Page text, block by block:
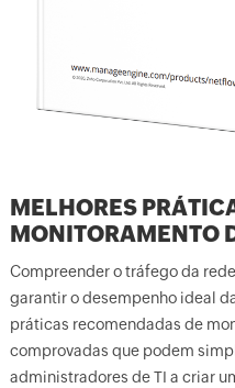
MELHORES
MONITORAMENTO
Compreender o tráfego da
garantir o desempenho ideal
práticas recomendadas de
comprovadas que podem
administradores de TI a criar